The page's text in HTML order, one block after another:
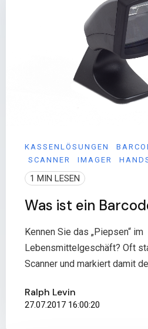
KASSENLÖSUNGEN
SCANNER
IMAGER
1 MIN LESEN
Was ist ein
Kennen Sie das „Piepsen“ im
Lebensmittelgeschäft? Oft
Scanner und markiert damit
Ralph Levin
27.07.2017 16:00:20